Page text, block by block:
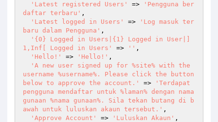
'Latest registered Users'
=>
'Pengguna ber
daftar terbaru' ,
'Latest logged in Users'
=>
'Log masuk ter
baru dalam Pengguna' ,
'{0} Logged in Users|{1} Logged in User|]
1,Inf[ Logged in Users'
=> '' ,
'Hello!'
=> 'Hello!' ,
'A new user signed up for %site% with the
username %username%. Please click the button
below to approve the account.'
=>
'Terdapat
pengguna mendaftar untuk %laman% dengan nama
gunaan %nama gunaan%. Sila tekan butang di b
awah untuk luluskan akaun tersebut.' ,
'Approve Account'
=> 'Luluskan Akaun' ,